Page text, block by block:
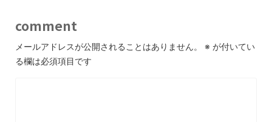
comment
メールアドレスが公開されることはありません。 ※ が付いてい
る欄は必須項目です